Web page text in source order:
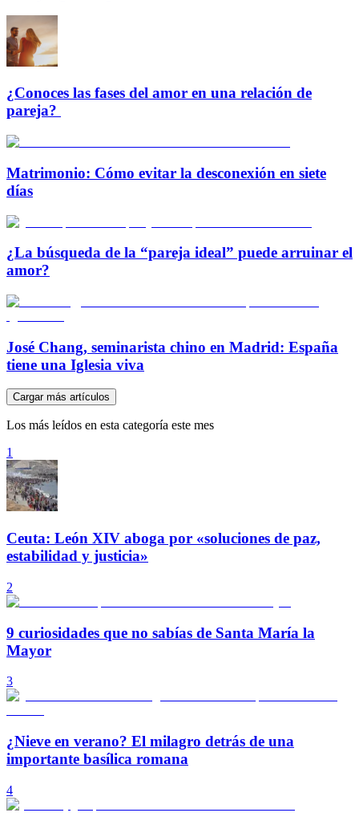
¿Conoces las fases del amor en una relación de
pareja?
Matrimonio: Cómo evitar la desconexión en siete
días
¿La búsqueda de la “pareja ideal” puede arruinar el
amor?
José Chang, seminarista chino en Madrid: España
tiene una Iglesia viva
Cargar más artículos
Los más leídos en esta categoría este mes
1
Ceuta: León XIV aboga por «soluciones de paz,
estabilidad y justicia»
2
9 curiosidades que no sabías de Santa María la
Mayor
3
¿Nieve en verano? El milagro detrás de una
importante basílica romana
4